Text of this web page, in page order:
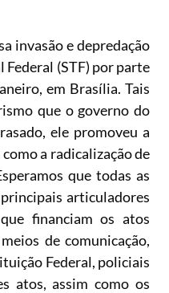
invasão e depredação
Federal (STF) por parte
em Brasília. Tais
que o governo do
ele promoveu a
a radicalização de
que todas as
articuladores
financiam os atos
de comunicação,
Federal, policiais
atos, assim como os